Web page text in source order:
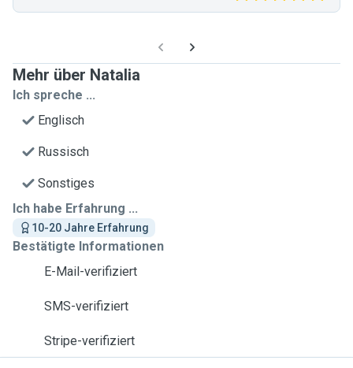
Mehr über Natalia
Ich spreche ...
Englisch
Russisch
Sonstiges
Ich habe Erfahrung ...
10-20 Jahre Erfahrung
Bestätigte Informationen
E-Mail-verifiziert
SMS-verifiziert
Stripe-verifiziert